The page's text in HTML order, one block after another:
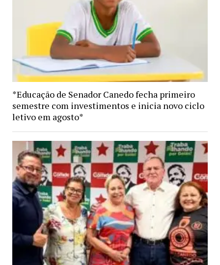
*Educação de Senador Canedo fecha primeiro
semestre com investimentos e inicia novo ciclo
letivo em agosto*